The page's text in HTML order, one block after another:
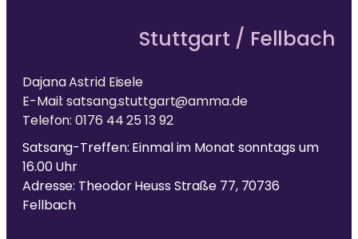
Stuttgart / Fellbach
Dajana Astrid Eisele
E-Mail: satsang.stuttgart@amma.de
Telefon: 0176 44 25 13 92
Satsang-Treffen: Einmal im Monat sonntags um
16.00 Uhr
Adresse: Theodor Heuss Straße 77, 70736
Fellbach